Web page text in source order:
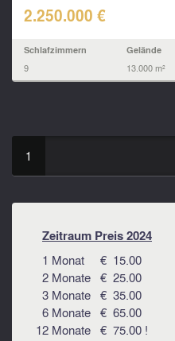
2.250.000 €
Schlafzimmern
9
Gelände
13.000 m²
1
Zeitraum Preis 2024
1 Monat € 15.00
2 Monate € 25.00
3 Monate € 35.00
6 Monate € 65.00
12 Monate € 75.00 !